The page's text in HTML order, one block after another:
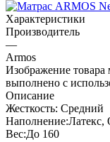
Характеристики
Производитель
—
Armos
Изображение товара
выполнено с
Описание
Жесткость: Средний
Наполнение:Латекс,
Вес:До 160